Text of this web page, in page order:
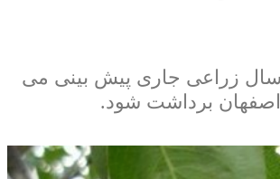
سال زراعی جاری پیش بینی می